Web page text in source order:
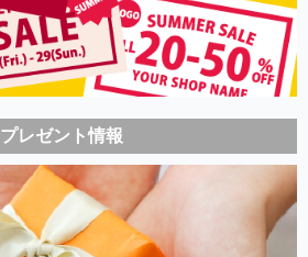
プレゼント情報